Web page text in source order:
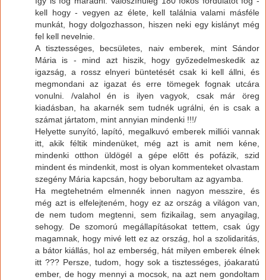
kell hogy - vegyen az élete, kell találnia valami másféle
munkát, hogy dolgozhasson, hiszen neki egy kislányt még
fel kell nevelnie.
A tisztességes, becsületes, naiv emberek, mint Sándor
Mária is - mind azt hiszik, hogy győzedelmeskedik az
igazság, a rossz elnyeri büntetését csak ki kell állni, és
megmondani az igazat és erre tömegek fognak utcára
vonulni. /valahol én is ilyen vagyok, csak már öreg
kiadásban, ha akarnék sem tudnék ugrálni, én is csak a
számat jártatom, mint annyian mindenki !!!/
Helyette sunyító, lapító, megalkuvó emberek milliói vannak
itt, akik féltik mindenüket, még azt is amit nem kéne,
mindenki otthon üldögél a gépe előtt és pofázik, szid
mindent és mindenkit, most is olyan kommenteket olvastam
szegény Mária kapcsán, hogy beborultam az agyamba.
Ha megtehetném elmennék innen nagyon messzire, és
még azt is elfelejteném, hogy ez az ország a világon van,
de nem tudom megtenni, sem fizikailag, sem anyagilag,
sehogy. De szomorú megállapításokat tettem, csak úgy
magamnak, hogy mivé lett ez az ország, hol a szolidaritás,
a bátor kiállás, hol az emberség, hát milyen emberek élnek
itt ??? Persze, tudom, hogy sok a tisztességes, jóakaratú
ember, de hogy mennyi a mocsok, na azt nem gondoltam